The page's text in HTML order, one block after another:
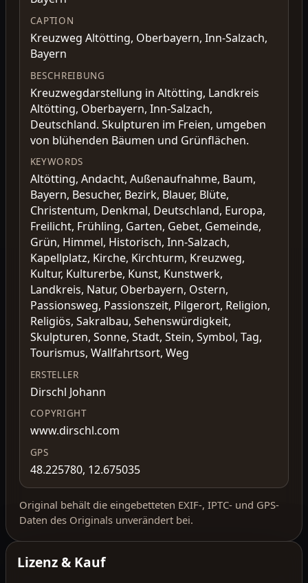
CAPTION
Kreuzweg Altötting, Oberbayern, Inn-Salzach,
Bayern
BESCHREIBUNG
Kreuzwegdarstellung in Altötting, Landkreis
Altötting, Oberbayern, Inn-Salzach,
Deutschland. Skulpturen im Freien, umgeben
von blühenden Bäumen und Grünflächen.
KEYWORDS
Altötting, Andacht, Außenaufnahme, Baum,
Bayern, Besucher, Bezirk, Blauer, Blüte,
Christentum, Denkmal, Deutschland, Europa,
Freilicht, Frühling, Garten, Gebet, Gemeinde,
Grün, Himmel, Historisch, Inn-Salzach,
Kapellplatz, Kirche, Kirchturm, Kreuzweg,
Kultur, Kulturerbe, Kunst, Kunstwerk,
Landkreis, Natur, Oberbayern, Ostern,
Passionsweg, Passionszeit, Pilgerort, Religion,
Religiös, Sakralbau, Sehenswürdigkeit,
Skulpturen, Sonne, Stadt, Stein, Symbol, Tag,
Tourismus, Wallfahrtsort, Weg
ERSTELLER
Dirschl Johann
COPYRIGHT
www.dirschl.com
GPS
48.225780, 12.675035
Original behält die eingebetteten EXIF-, IPTC- und GPS-
Daten des Originals unverändert bei.
Lizenz & Kauf